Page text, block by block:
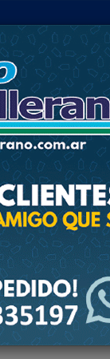
DEPORTES